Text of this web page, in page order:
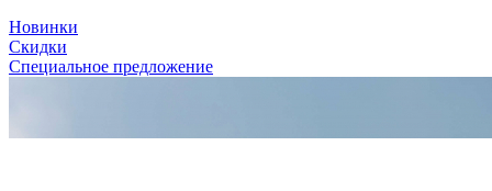
Новинки
Скидки
Специальное предложение